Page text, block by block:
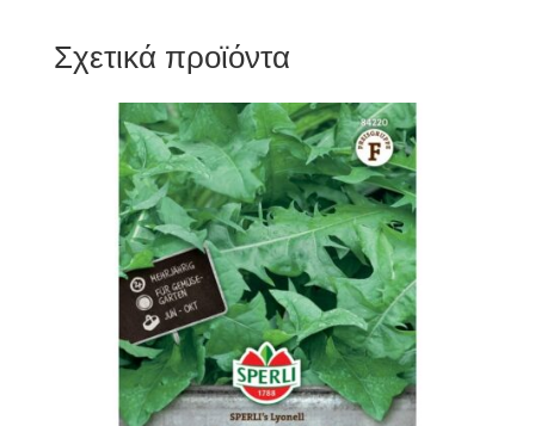
Σχετικά προϊόντα